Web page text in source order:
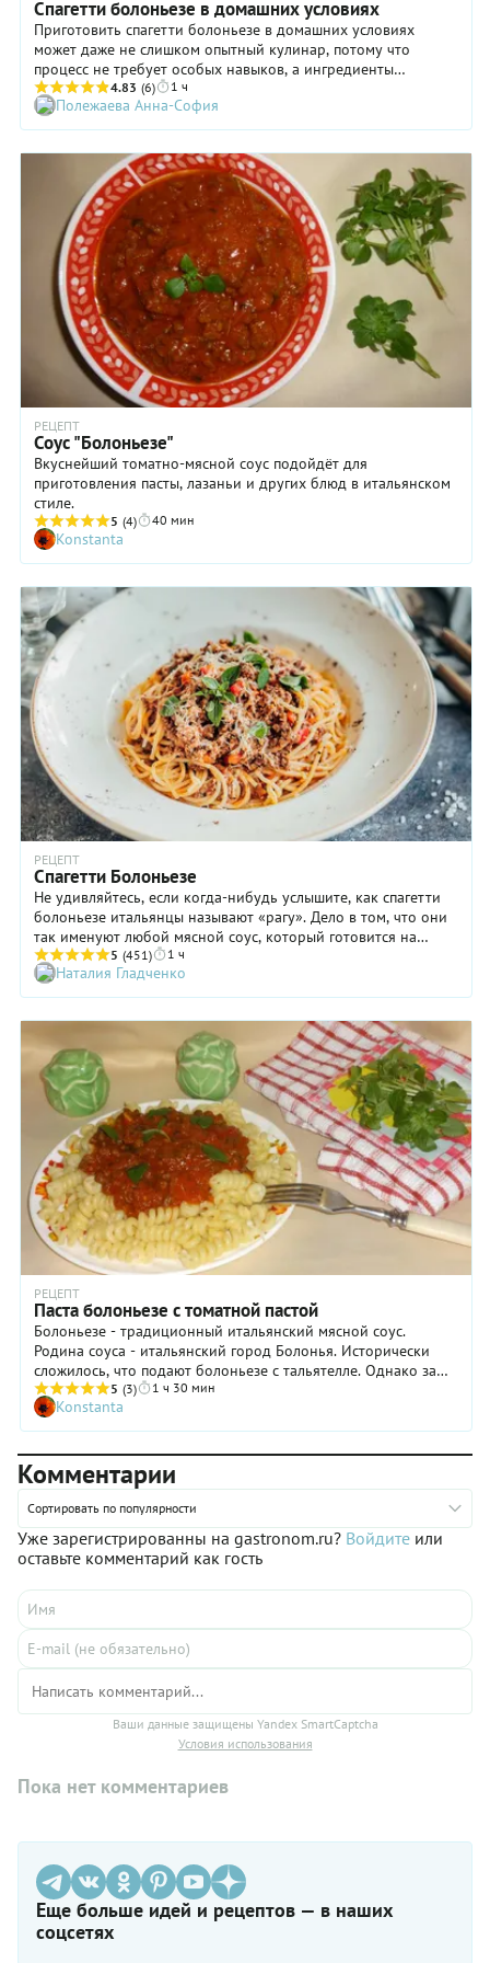
Спагетти болоньезе в домашних условиях
Приготовить спагетти болоньезе в домашних условиях
может даже не слишком опытный кулинар, потому что
процесс не требует особых навыков, а ингредиенты
доступны по всем параметрам. Конечно, этот рецепт нельзя
назвать классическим итальянским, но он вполне имеет
место быть, тем более что каждая хозяйка всегда привносит
в блюдо что-то свое. Чего и вам мы искренне желаем — не
бояться проявлять кулинарную фантазию! Считаете, что
базилик больше подходит для соуса? Замените им петрушку.
Забыли купить сладкий перец? Обойдитесь без него, просто
положите побольше морковки. Ну и так далее! Основные же
принципы рецепта спагетти болоньезе, конечно, следует
соблюдать, поэтому внимательно следуйте нашим указаниям
и не сомневайтесь в великолепном результате.
4.83 (6) 1 ч
Полежаева Анна-София
РЕЦЕПТ
Соус "Болоньезе"
Вкуснейший томатно-мясной соус подойдёт для
приготовления пасты, лазаньи и других блюд в итальянском
стиле.
5 (4) 40 мин
Konstanta
РЕЦЕПТ
Спагетти Болоньезе
Не удивляйтесь, если когда-нибудь услышите, как спагетти
болоньезе итальянцы называют «рагу». Дело в том, что они
так именуют любой мясной соус, который готовится на
слабом огне в течение нескольких часов. Да-да, изначально
приготовление спагетти болоньезе (или пасты болоньезе)
занимало чуть ли не полдня! А еще говорят, что самый
старый рецепт соуса, созданный в городе Болонья (отсюда и
название), состоял совсем из других ингредиентов: из
куриной печенки, трюфелей и сливок. Но в современном
мире дело обстоит иначе. Во-первых, готовят соус
болоньезе из мяса и томатов, а во-вторых, никто уже не
тушит ингредиенты в течение несколько часов (в лучшем
случае полчаса). Кстати, разочаруем любителей искать
«самый правильный рецепт»: в данном случае его точно не
существует. Каждая итальянская хозяйка добавляет в соус
болоньезе продукты по своему вкусу (сладкий и острый
перец, шампиньоны, сельдерей или цукини) и считает этот
вариант идеальным. Поэтому мы решили предложить свой
рецепт спагетти болоньезе с мясным фаршем — довольно
простой, быстрый и весьма демократичный.
5 (451) 1 ч
Наталия Гладченко
РЕЦЕПТ
Паста болоньезе с томатной пастой
Болоньезе - традиционный итальянский мясной соус.
Родина соуса - итальянский город Болонья. Исторически
сложилось, что подают болоньезе с тальятелле. Однако за
пределами Италии соус сервируется и с другими видами
пасты. Я подавала болоньезе с фузилли.
5 (3) 1 ч 30 мин
Konstanta
Комментарии
Сортировать по популярности
Уже зарегистрированны на gastronom.ru? Войдите или
оставьте комментарий как гость
Ваши данные защищены Yandex SmartCaptcha
Условия использования
Пока нет комментариев
Еще больше идей и рецептов — в наших
соцсетях